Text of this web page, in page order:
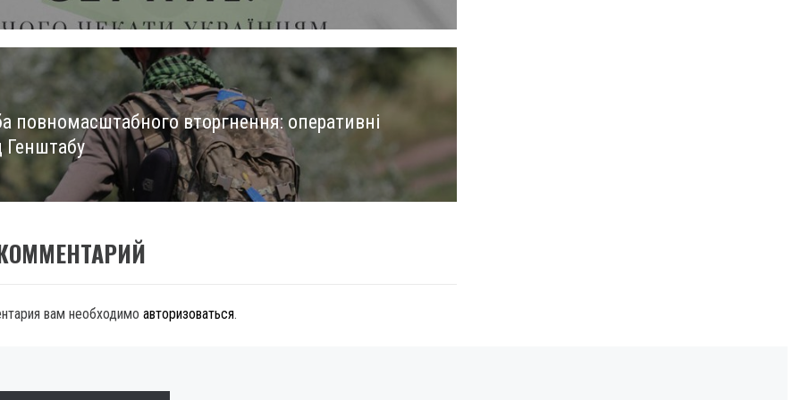
повномасштабного вторгнення: оперативні
Генштабу
вам необходимо авторизоваться.